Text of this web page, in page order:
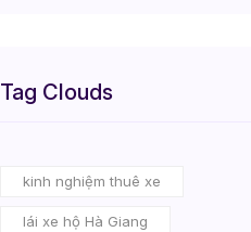
Tag Clouds
kinh nghiệm thuê xe
lái xe hộ Hà Giang